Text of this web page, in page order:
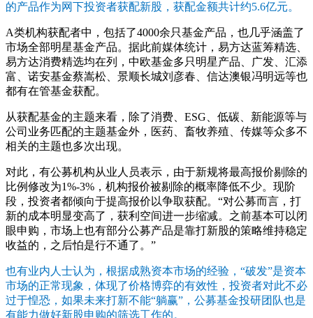
的产品作为网下投资者获配新股，获配金额共计约5.6亿元。
A类机构获配者中，包括了4000余只基金产品，也几乎涵盖了
市场全部明星基金产品。据此前媒体统计，易方达蓝筹精选、
易方达消费精选均在列，中欧基金多只明星产品、广发、汇添
富、诺安基金蔡嵩松、景顺长城刘彦春、信达澳银冯明远等也
都有在管基金获配。
从获配基金的主题来看，除了消费、ESG、低碳、新能源等与
公司业务匹配的主题基金外，医药、畜牧养殖、传媒等众多不
相关的主题也多次出现。
对此，有公募机构从业人员表示，由于新规将最高报价剔除的
比例修改为1%-3%，机构报价被剔除的概率降低不少。现阶
段，投资者都倾向于提高报价以争取获配。“对公募而言，打
新的成本明显变高了，获利空间进一步缩减。之前基本可以闭
眼申购，市场上也有部分公募产品是靠打新股的策略维持稳定
收益的，之后怕是行不通了。”
也有业内人士认为，根据成熟资本市场的经验，“破发”是资本
市场的正常现象，体现了价格博弈的有效性，投资者对此不必
过于惶恐，如果未来打新不能“躺赢”，公募基金投研团队也是
有能力做好新股申购的筛选工作的。